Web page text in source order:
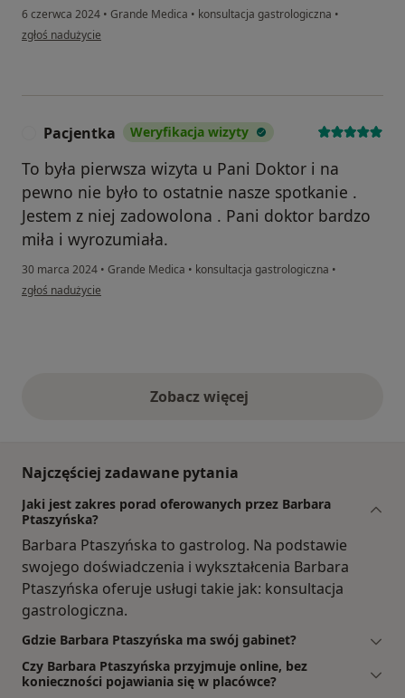
6 czerwca 2024 • Grande Medica • konsultacja gastrologiczna •
w opinii użytkownika Bartosz
zgłoś nadużycie
Pacjentka Weryfikacja wizyty
To była pierwsza wizyta u Pani Doktor i na
pewno nie było to ostatnie nasze spotkanie .
Jestem z niej zadowolona . Pani doktor bardzo
miła i wyrozumiała.
30 marca 2024 • Grande Medica • konsultacja gastrologiczna •
w opinii użytkownika Pacjentka
zgłoś nadużycie
Zobacz więcejopinie powyżej
Najczęściej zadawane pytania
Jaki jest zakres porad oferowanych przez Barbara
Ptaszyńska?
Barbara Ptaszyńska to gastrolog. Na podstawie
swojego doświadczenia i wykształcenia Barbara
Ptaszyńska oferuje usługi takie jak: konsultacja
gastrologiczna.
Gdzie Barbara Ptaszyńska ma swój gabinet?
Czy Barbara Ptaszyńska przyjmuje online, bez
konieczności pojawiania się w placówce?